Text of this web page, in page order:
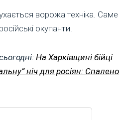
ворожа техніка. Саме
окупанти.
На Харківщині бійці
ніч для росіян: Спалено